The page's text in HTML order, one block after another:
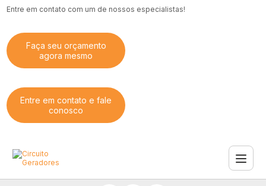
Entre em contato com um de nossos especialistas!
Faça seu orçamento
agora mesmo
Entre em contato e fale
conosco